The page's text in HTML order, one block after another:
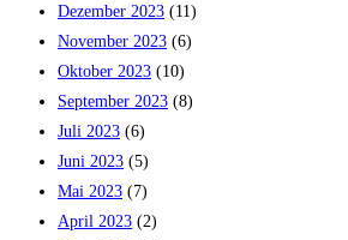
Dezember 2023 (11)
November 2023 (6)
Oktober 2023 (10)
September 2023 (8)
Juli 2023 (6)
Juni 2023 (5)
Mai 2023 (7)
April 2023 (2)